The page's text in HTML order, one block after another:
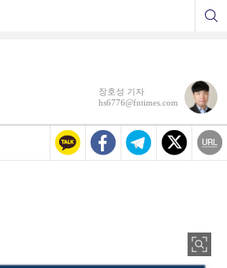
장호성 기자
hs6776@fntimes.com